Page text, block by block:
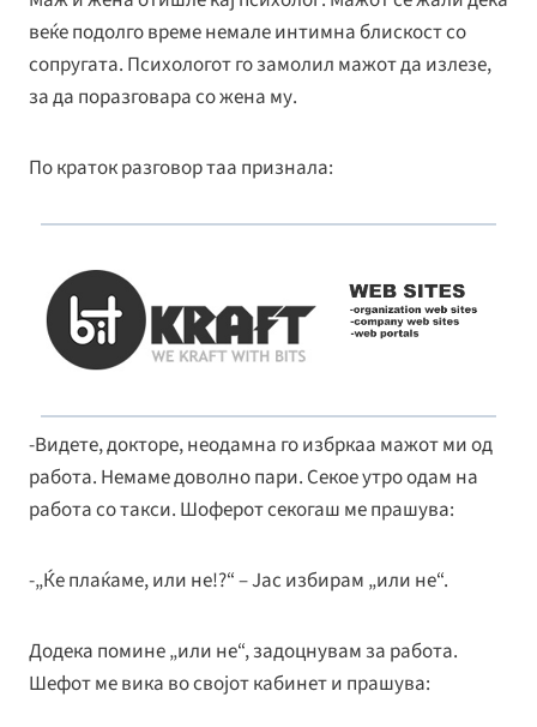
веќе подолго време немале интимна блискост со
сопругата. Психологот го замолил мажот да излезе,
за да поразговара со жена му.
По краток разговор таа признала:
-Видете, докторе, неодамна го избркаа мажот ми од
работа. Немаме доволно пари. Cекое утро одам на
работа со такси. Шоферот секогаш ме прашува:
-„Ќе плаќаме, или не!?“ – Јас избирам „или не“.
Додека помине „или не“, задоцнувам за работа.
Шефот ме вика во својот кабинет и прашува: